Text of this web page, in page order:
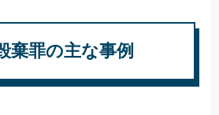
棄罪の主な事例